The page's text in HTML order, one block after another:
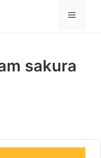
MENÜ
sakura